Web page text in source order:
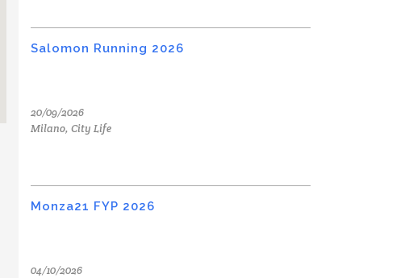
Salomon Running 2026
20/09/2026
Milano, City Life
Monza21 FYP 2026
04/10/2026